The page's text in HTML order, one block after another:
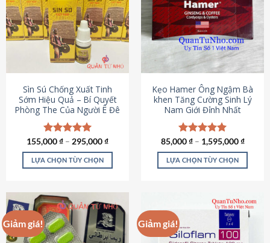
thể.
Các
tùy
chọn
có
thể
được
chọn
trên
trang
sản
phẩm
Sìn Sú Chống Xuất Tinh
Sớm Hiệu Quả – Bí Quyết
Phòng The Của Người Ê Đê
Được xếp
hạng4.95
5 sao
155,000₫ – 295,000₫
LỰA CHỌN TÙY CHỌN
này
có
nhiều
biến
Kẹo Hamer Ông Ngậm Bà
khen Tăng Cường Sinh Lý
Nam Giới Đỉnh Nhất
Được xếp
hạng5.00
5 sao
85,000₫– 1,595,000₫
LỰA CHỌN TÙY CHỌN
này
nhiều
biến
Giảm giá! Giảm giá!